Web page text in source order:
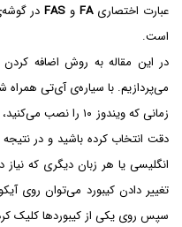
عبارت اختصاریFAو FASدر
است.
می‌پردازیم. با سیاره‌ی آی‌تی همراه
زمانی که ویندوز ۱۰
دقت انتخاب کرده باشید و در
انگلیسی یا هر زبان دیگری که نیاز
تغییر دادن کیبورد می‌توان روی
سپس روی یکی از کیبوردها کلیک